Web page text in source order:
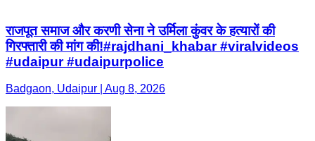
राजपूत समाज और करणी सेना ने उर्मिला कुंवर के हत्यारों की
गिरफ्तारी की मांग की!#rajdhani_khabar #viralvideos
#udaipur #udaipurpolice
Badgaon, Udaipur | Aug 8, 2026